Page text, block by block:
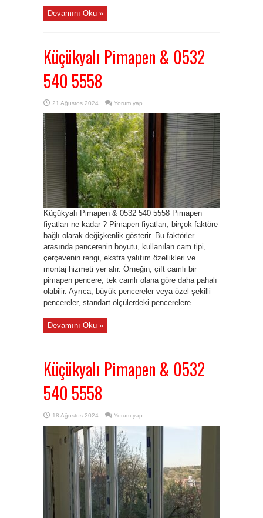
Devamını Oku »
Küçükyalı Pimapen & 0532
540 5558
21 Ağustos 2024 Yorum yap
Küçükyalı Pimapen & 0532 540 5558 Pimapen
fiyatları ne kadar ? Pimapen fiyatları, birçok faktöre
bağlı olarak değişkenlik gösterir. Bu faktörler
arasında pencerenin boyutu, kullanılan cam tipi,
çerçevenin rengi, ekstra yalıtım özellikleri ve
montaj hizmeti yer alır. Örneğin, çift camlı bir
pimapen pencere, tek camlı olana göre daha pahalı
olabilir. Ayrıca, büyük pencereler veya özel şekilli
pencereler, standart ölçülerdeki pencerelere ...
Devamını Oku »
Küçükyalı Pimapen & 0532
540 5558
18 Ağustos 2024 Yorum yap